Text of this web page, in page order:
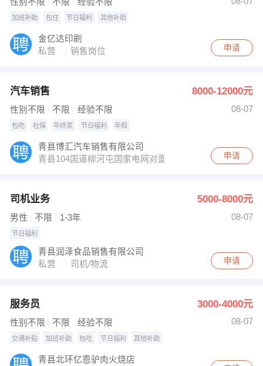
性别不限 不限 经验不限
加班补助 包住 节日福利 其他补助
金亿达印刷
私营
销售岗位 申请
汽车销售 8000-12000元
性别不限 不限 经验不限 08-07
包吃 社保 年终奖 节日福利 年假
青县博汇汽车销售有限公司
青县104国道柳河屯国家电网对面博汇汽贸
申请
司机业务 5000-8000元
男性 不限 1-3年 08-07
节日福利
青县润泽食品销售有限公司
私营
司机/物流 申请
服务员 3000-4000元
性别不限 不限 经验不限 08-07
交通补贴 加班补助 包吃 节日福利 其他补助
青县北环忆恩驴肉火烧店